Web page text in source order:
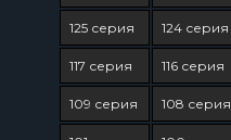
125 серия 124 серия
117 серия 116 серия
109 серия 108 серия